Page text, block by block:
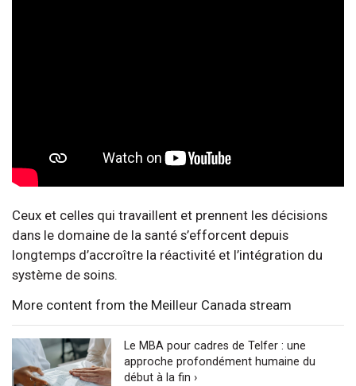
Ceux et celles qui travaillent et prennent les décisions
dans le domaine de la santé s’efforcent depuis
longtemps d’accroître la réactivité et l’intégration du
système de soins.
More content from the Meilleur Canada stream
Le MBA pour cadres de Telfer : une
approche profondément humaine du
début à la fin ›